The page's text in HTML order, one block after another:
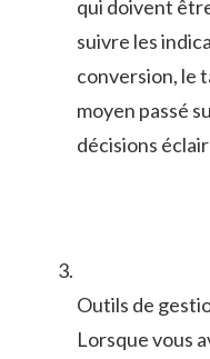
qui⁤ doivent
suivre les
⁤conversion, le
moyen passé
décisions
Outils de
Lorsque vous